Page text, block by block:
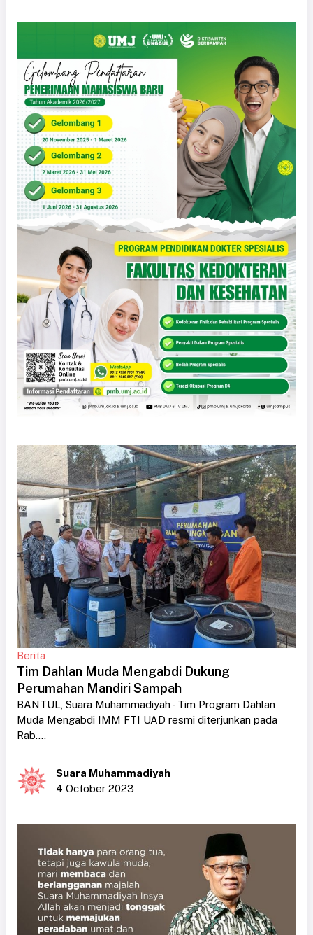
Berita
Tim Dahlan Muda Mengabdi Dukung
Perumahan Mandiri Sampah
BANTUL, Suara Muhammadiyah - Tim Program Dahlan
Muda Mengabdi IMM FTI UAD resmi diterjunkan pada
Rab....
Suara Muhammadiyah
4 October 2023